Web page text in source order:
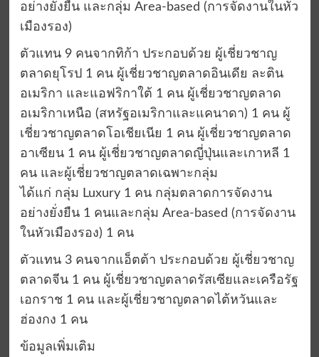
อย่างยั่งยืน และกลุ่ม Area-based (การจัดงานในหัว
เมืองรอง)
ตัวแทน 9 คนจากทิก้า ประกอบด้วย ผู้เชี่ยวชาญ
ตลาดยุโรป 1 คน ผู้เชี่ยวชาญตลาดอินเดีย ละติน
อเมริกา และแอฟริกาใต้ 1 คน ผู้เชี่ยวชาญตลาด
อเมริกาเหนือ (สหรัฐอเมริกาและแคนาดา) 1 คน ผู้
เชี่ยวชาญตลาดโอเชียเนีย 1 คน ผู้เชี่ยวชาญตลาด
อาเซียน 1 คน ผู้เชี่ยวชาญตลาดญี่ปุ่นและเกาหลี 1
คน และผู้เชี่ยวชาญตลาดเฉพาะกลุ่ม
ได้แก่ กลุ่ม Luxury 1 คน กลุ่มตลาดการจัดงาน
อย่างยั่งยืน 1 คนและกลุ่ม Area-based (การจัดงาน
ในหัวเมืองรอง) 1 คน
ตัวแทน 3 คนจากแอ็ตต้า ประกอบด้วย ผู้เชี่ยวชาญ
ตลาดจีน 1 คน ผู้เชี่ยวชาญตลาดรัสเซียและเครือรัฐ
เอกราช 1 คน และผู้เชี่ยวชาญตลาดไต้หวันและ
ฮ่องกง 1 คน
ข้อมูลเพิ่มเติม